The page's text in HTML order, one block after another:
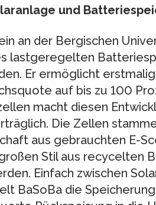
und
an der Bergischen
lastgeregelten
Er ermöglicht
auf bis zu 100
macht diesen
Die Zellen
aus gebrauchten E-
Stil aus recycelten
Einfach zwischen
BaSoBa die